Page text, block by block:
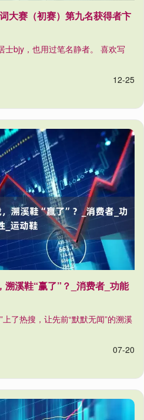
大赛（初赛）第九名获得者卞
士bjy，也用过笔名静者。 喜欢写
12-25
溪鞋“赢了”？_消费者_功能
了热搜，让先前“默默无闻”的溯溪
07-20